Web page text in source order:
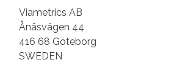
Viametrics AB
Ånäsvägen 44
416 68 Göteborg
SWEDEN